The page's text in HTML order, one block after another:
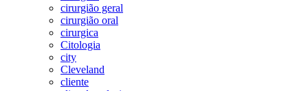
cirurgião geral
cirurgião oral
cirurgica
Citologia
city
Cleveland
cliente